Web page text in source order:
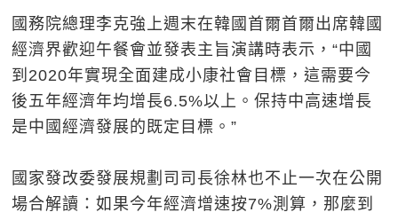
國務院總理李克強上週末在韓國首爾首爾出席韓國
經濟界歡迎午餐會並發表主旨演講時表示，“中國
到2020年實現全面建成小康社會目標，這需要今
後五年經濟年均增長6.5%以上。保持中高速增長
是中國經濟發展的既定目標。”
國家發改委發展規劃司司長徐林也不止一次在公開
場合解讀：如果今年經濟增速按7%測算，那麼到